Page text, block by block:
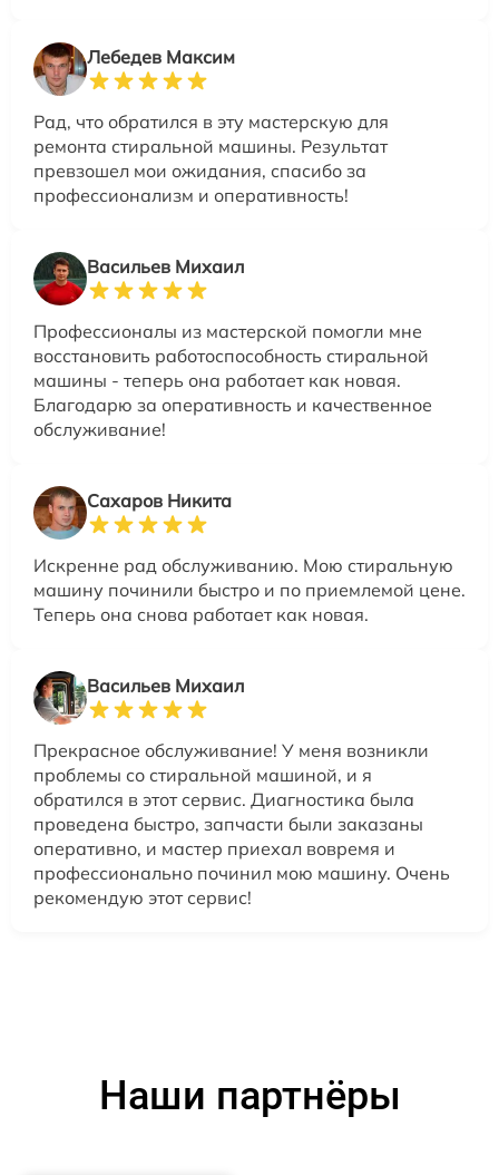
Лебедев Максим
Рад, что обратился в эту мастерскую для
ремонта стиральной машины. Результат
превзошел мои ожидания, спасибо за
профессионализм и оперативность!
Васильев Михаил
Профессионалы из мастерской помогли мне
восстановить работоспособность стиральной
машины - теперь она работает как новая.
Благодарю за оперативность и качественное
обслуживание!
Сахаров Никита
Искренне рад обслуживанию. Мою стиральную
машину починили быстро и по приемлемой цене.
Теперь она снова работает как новая.
Васильев Михаил
Прекрасное обслуживание! У меня возникли
проблемы со стиральной машиной, и я
обратился в этот сервис. Диагностика была
проведена быстро, запчасти были заказаны
оперативно, и мастер приехал вовремя и
профессионально починил мою машину. Очень
рекомендую этот сервис!
Наши партнёры